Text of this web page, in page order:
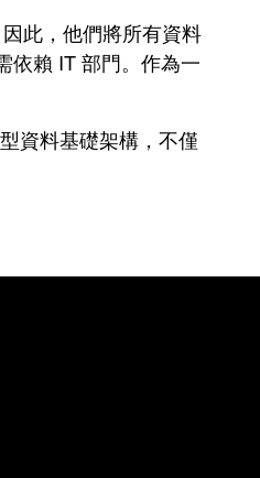
此，他們將所有資料
依賴 IT 部門。作為一
資料基礎架構，不僅